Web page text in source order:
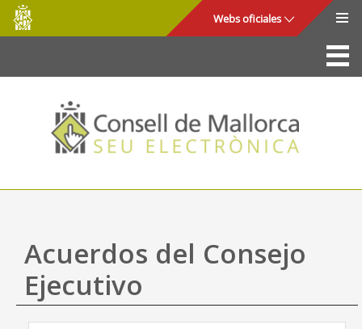
Saltar al contenido principal
Consell
de
Mallorca
Webs oficiales
La Sede
Consejo de Mallorca
Acceso y seguridad
Utilidades
Mapa web
Ayuda
Acuerdos del Consejo
Ejecutivo